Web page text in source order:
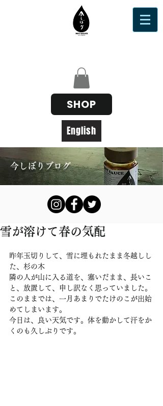
SHOP
English
今しぼりブログ
雪が溶けて春の気配
昨年玉切りして、雪に埋もれたまま冬越しし
た、杉の木
隣の人が山に入る道を、塞いだまま、長いこ
と、放置して、申し訳なく思っていました。
このままでは、一月あまりでたけのこが出始
めてしまいます。
今日は、良い天気です。体を動かして汗をか
くのも久しぶりです。